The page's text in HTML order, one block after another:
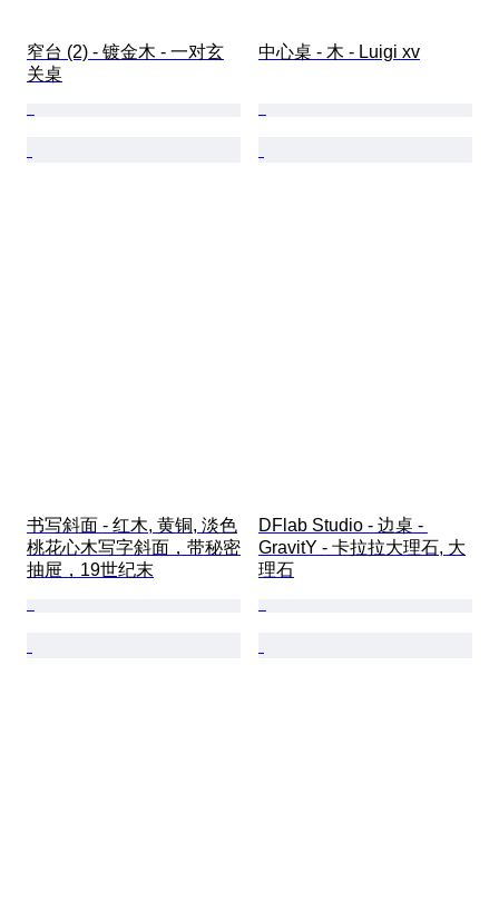
窄台 (2) - 镀金木 - 一对玄
关桌
中心桌 - 木 - Luigi xv
书写斜面 - 红木, 黄铜, 淡色
桃花心木写字斜面，带秘密
抽屉，19世纪末
DFlab Studio - 边桌 -
GravitY - 卡拉拉大理石, 大
理石